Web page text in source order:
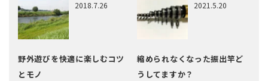
2018.7.26
野外遊びを快適に楽しむコツ
とモノ
2021.5.20
縮められなくなった振出竿ど
うしてますか？